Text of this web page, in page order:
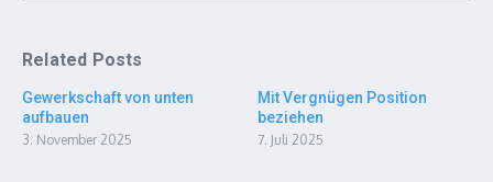
Related Posts
Gewerkschaft von unten
aufbauen
3. November 2025
Mit Vergnügen Position
beziehen
7. Juli 2025